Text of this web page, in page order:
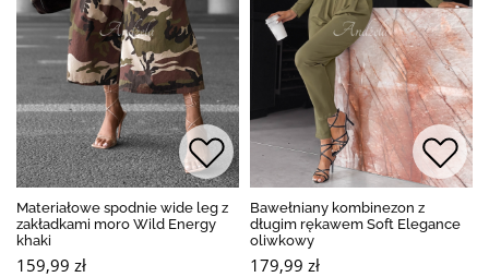
Materiałowe spodnie wide leg z
zakładkami moro Wild Energy
khaki
159,99 zł
Bawełniany kombinezon z
długim rękawem Soft Elegance
oliwkowy
179,99 zł